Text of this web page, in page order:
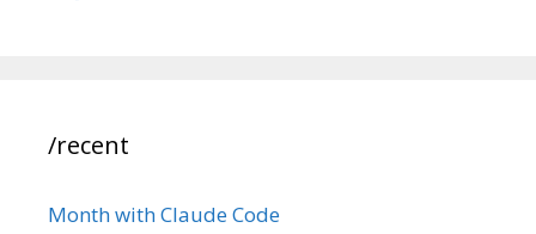
/recent
Month with Claude Code